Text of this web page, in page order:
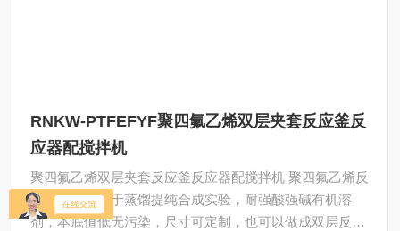
RNKW-PTFEFYF聚四氟乙烯双层夹套反应釜反
应器配搅拌机
聚四氟乙烯双层夹套反应釜反应器配搅拌机 聚四氟乙烯反
应釜，主要用于蒸馏提纯合成实验，耐强酸强碱有机溶
剂，本底值低无污染，尺寸可定制，也可以做成双层反应